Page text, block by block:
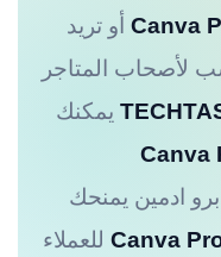
أو تريد
لأصحاب المتاجر
يمكنك
Canva
ادمين يمنحك
للعملاء